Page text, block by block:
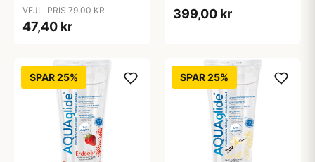
Klar
VEJL. PRIS 79,00 KR
47,40 kr
399,00 kr
SPAR 25% SPAR 25%